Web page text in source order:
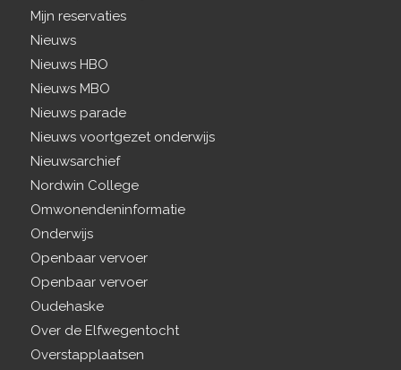
Mijn reservaties
Nieuws
Nieuws HBO
Nieuws MBO
Nieuws parade
Nieuws voortgezet onderwijs
Nieuwsarchief
Nordwin College
Omwonendeninformatie
Onderwijs
Openbaar vervoer
Openbaar vervoer
Oudehaske
Over de Elfwegentocht
Overstapplaatsen